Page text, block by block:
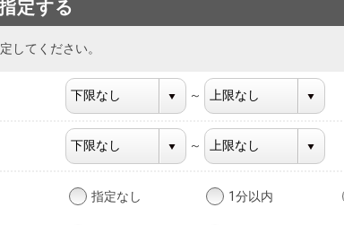
定する
してください。
～
～
指定なし 1分以内